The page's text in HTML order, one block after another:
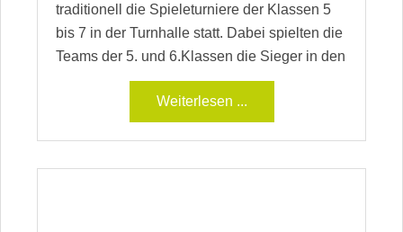
traditionell die Spieleturniere der Klassen 5
bis 7 in der Turnhalle statt. Dabei spielten die
Teams der 5. und 6.Klassen die Sieger in den
Weiterlesen ...